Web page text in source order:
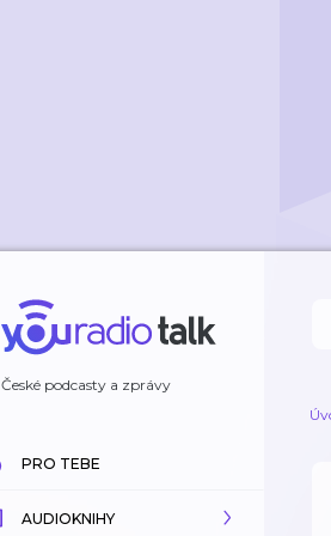
České podcasty a zprávy
PRO TEBE
AUDIOKNIHY